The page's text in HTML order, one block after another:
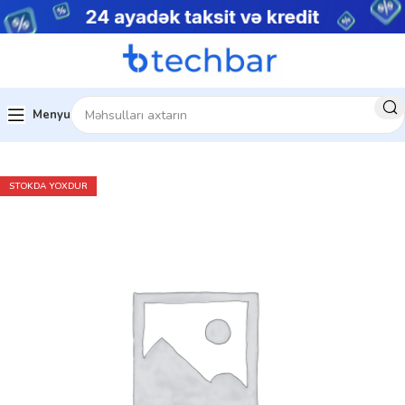
Menyu
Ev Noutbuklar Gaming Notebooklar
STOKDA YOXDUR